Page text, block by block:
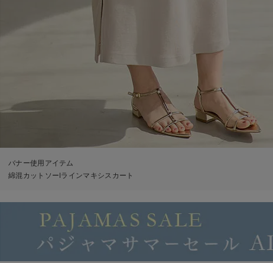
バナー使用アイテム
綿混カットソーIラインマキシスカート